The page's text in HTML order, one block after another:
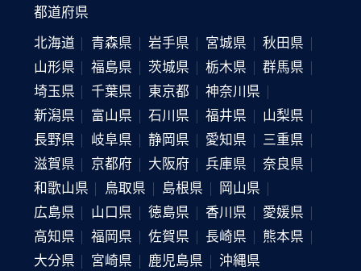
都道府県
北海道
青森県 岩手県 宮城県
秋田県
山形県
福島県 茨城県 栃木県
群馬県
埼玉県
千葉県 東京都
神奈川県
新潟県
富山県 石川県 福井県
山梨県
長野県
岐阜県 静岡県 愛知県
三重県
滋賀県
京都府 大阪府 兵庫県
奈良県
和歌山県
鳥取県 島根県
岡山県
広島県
山口県 徳島県 香川県
愛媛県
高知県
福岡県 佐賀県 長崎県
熊本県
大分県
宮崎県 鹿児島県 沖縄県